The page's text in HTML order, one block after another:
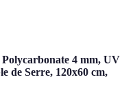
4 mm, UV
de Serre, 120x60 cm,